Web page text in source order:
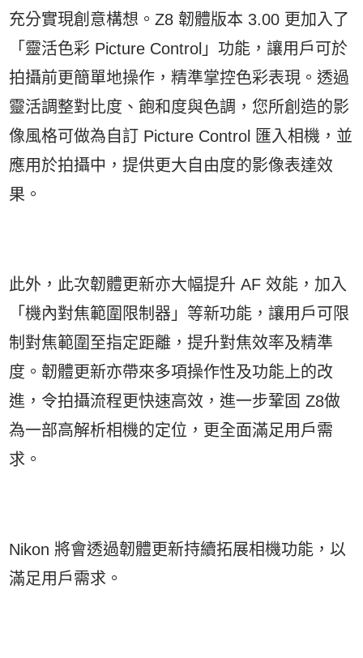
充分實現創意構想。Z8 韌體版本 3.00 更加入了
「靈活色彩 Picture Control」功能，讓用戶可於
拍攝前更簡單地操作，精準掌控色彩表現。透過
靈活調整對比度、飽和度與色調，您所創造的影
像風格可做為自訂 Picture Control 匯入相機，並
應用於拍攝中，提供更大自由度的影像表達效
果。
此外，此次韌體更新亦大幅提升 AF 效能，加入
「機內對焦範圍限制器」等新功能，讓用戶可限
制對焦範圍至指定距離，提升對焦效率及精準
度。韌體更新亦帶來多項操作性及功能上的改
進，令拍攝流程更快速高效，進一步鞏固 Z8做
為一部高解析相機的定位，更全面滿足用戶需
求。
Nikon 將會透過韌體更新持續拓展相機功能，以
滿足用戶需求。